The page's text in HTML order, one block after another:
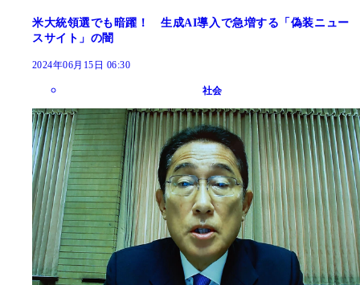
米大統領選でも暗躍！ 生成AI導入で急増する「偽装ニュー
スサイト」の闇
2024年06月15日 06:30
社会